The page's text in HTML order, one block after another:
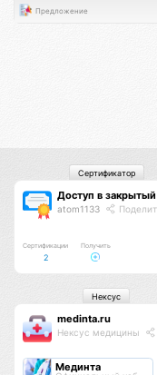
Предложение
Доступ в
atom1133
Сертификации
2
Получить
Сертификатор
medinta.ru
Нексус медицины
Мединта
Нексус